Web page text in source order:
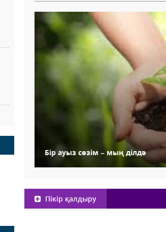
Бір ауыз сөзім – мың ділдә
Пікір қалдыру